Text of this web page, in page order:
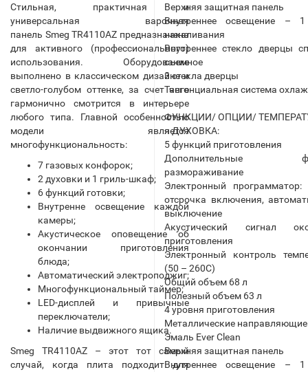
Стильная, практичная и
универсальная варочная
панель Smeg TR4110AZ предназначена
для активного (профессионального)
использования. Оборудование
выполнено в классическом дизайне и
светло-голубом оттенке, за счет чего
гармонично смотрится в интерьере
любого типа. Главной особенностью
модели является
многофункциональность:
7 газовых конфорок;
2 духовки и 1 гриль-шкаф;
6 функций готовки;
Внутренне освещение каждой
камеры;
Акустическое оповещение об
окончании приготовления
блюда;
Автоматический электроподжиг;
Многофункциональный таймер;
LED-дисплей и привычные
переключатели;
Наличие выдвижного ящика.
Smeg TR4110AZ – этот тот самый
случай, когда плита подходит для
Верхняя защитная панель
Внутреннее освещение –
накаливания
Внутреннее стекло дверцы
съемное
3 стекла дверцы
Тангенциальная система
ФУНКЦИИ/ ОПЦИИ/
я ДУХОВКА:
5 функций приготовления
Дополнительные
размораживание
Электронный программатор:
отсрочка включения,
выключение
Акустический сигнал
приготовления
Электронный контроль
(50 – 260С)
Общий объем 68 л
Полезный объем 63 л
4 уровня приготовления
Металлические направляющие
Эмаль Ever Clean
Верхняя защитная панель
Внутреннее освещение –